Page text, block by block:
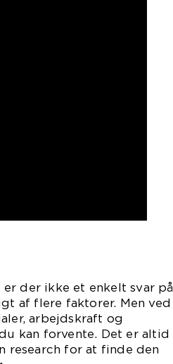
der ikke et enkelt svar på
af flere faktorer. Men ved
arbejdskraft og
kan forvente. Det er altid
research for at finde den